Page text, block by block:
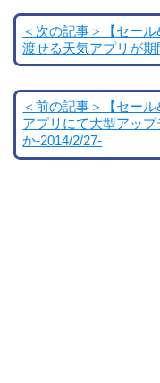
＜次の記事＞【セー
渡せる天気アプリが
＜前の記事＞【セー
アプリにて大型アッ
か-2014/2/27-